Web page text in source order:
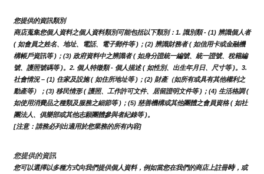
您提供的資訊類別
商店蒐集您個人資料之個人資料類別可能包括以下類別：1. 識別類 - (1) 辨識個人者
( 如會員之姓名、地址、電話、電子郵件等 )；(2) 辨識財務者 ( 如信用卡或金融機
構帳戶資訊等 )；(3) 政府資料中之辨識者 ( 如身分證統一編號、統一證號、稅籍編
號、護照號碼等 )。2. 個人特徵類 - 個人描述 ( 如性別、出生年月日、尺寸等 )。3.
社會情況 – (1) 住家及設施 ( 如住所地址等 )；(2) 財產（如所有或具有其他權利之
動產等）；(3) 移民情形 ( 護照、工作許可文件、居留證明文件等 )；(4) 生活格調 (
如使用消費品之種類及服務之細節等 )；(5) 慈善機構或其他團體之會員資格 ( 如社
團法人、俱樂部或其他志願團體參與者紀錄等 )。
[注意：請務必列出適用於您業務的所有內容]
您提供的資訊
您可以選擇以多種方式向我們提供個人資料，例如當您在我們的商店上註冊時，或